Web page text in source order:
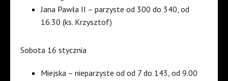
Jana Pawła II – parzyste od 300 do 340, od
16.30 (ks. Krzysztof)
Sobota 16 stycznia
Miejska – nieparzyste od od 7 do 143, od 9.00